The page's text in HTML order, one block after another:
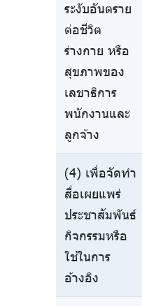
ระงับอันตราย
ต่อชีวิต
ร่างกาย หรือ
สุขภาพของ
เลขาธิการ
พนักงานและ
ลูกจ้าง
(4) เพื่อจัดทำ
สื่อเผยแพร่
ประชาสัมพันธ์
กิจกรรมหรือ
ใช้ในการ
อ้างอิง